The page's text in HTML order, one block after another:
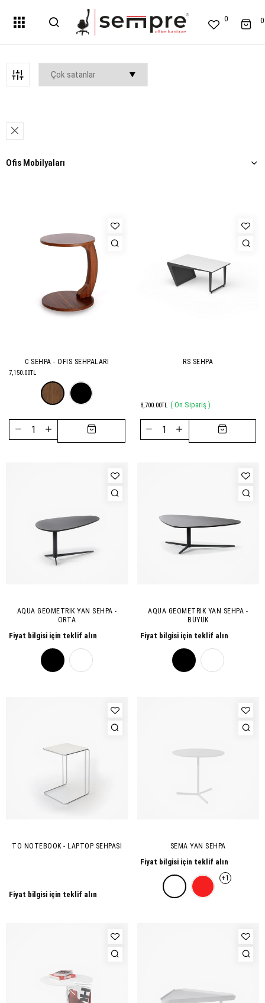
0 0
Ofis Mobilyaları
C SEHPA - OFIS SEHPALARI
7,150.00TL
RS SEHPA
8,700.00TL ( Ön Sipariş )
AQUA GEOMETRIK YAN SEHPA -
ORTA
Fiyat bilgisi için teklif alın
AQUA GEOMETRIK YAN SEHPA -
BÜYÜK
Fiyat bilgisi için teklif alın
TO NOTEBOOK - LAPTOP SEHPASI
Fiyat bilgisi için teklif alın
SEMA YAN SEHPA
Fiyat bilgisi için teklif alın
+1